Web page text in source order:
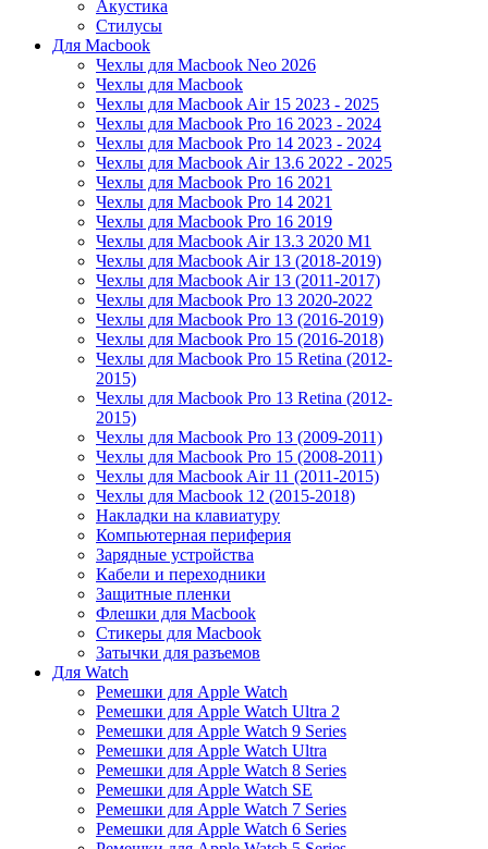
Акустика
Стилусы
Для Macbook
Чехлы для Macbook Neo 2026
Чехлы для Macbook
Чехлы для Macbook Air 15 2023 - 2025
Чехлы для Macbook Pro 16 2023 - 2024
Чехлы для Macbook Pro 14 2023 - 2024
Чехлы для Macbook Air 13.6 2022 - 2025
Чехлы для Macbook Pro 16 2021
Чехлы для Macbook Pro 14 2021
Чехлы для Macbook Pro 16 2019
Чехлы для Macbook Air 13.3 2020 M1
Чехлы для Macbook Air 13 (2018-2019)
Чехлы для Macbook Air 13 (2011-2017)
Чехлы для Macbook Pro 13 2020-2022
Чехлы для Macbook Pro 13 (2016-2019)
Чехлы для Macbook Pro 15 (2016-2018)
Чехлы для Macbook Pro 15 Retina (2012-
2015)
Чехлы для Macbook Pro 13 Retina (2012-
2015)
Чехлы для Macbook Pro 13 (2009-2011)
Чехлы для Macbook Pro 15 (2008-2011)
Чехлы для Macbook Air 11 (2011-2015)
Чехлы для Macbook 12 (2015-2018)
Накладки на клавиатуру
Компьютерная периферия
Зарядные устройства
Кабели и переходники
Защитные пленки
Флешки для Macbook
Стикеры для Macbook
Затычки для разъемов
Для Watch
Ремешки для Apple Watch
Ремешки для Apple Watch Ultra 2
Ремешки для Apple Watch 9 Series
Ремешки для Apple Watch Ultra
Ремешки для Apple Watch 8 Series
Ремешки для Apple Watch SE
Ремешки для Apple Watch 7 Series
Ремешки для Apple Watch 6 Series